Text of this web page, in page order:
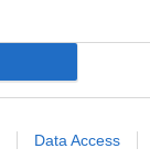
Data Access